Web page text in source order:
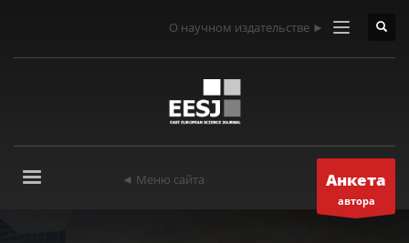
О научном издательстве ►
◄ Меню сайта Анкета
автора